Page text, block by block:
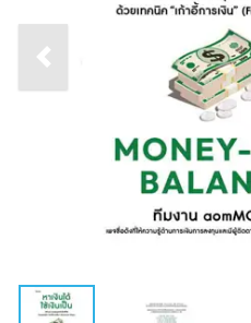
Previous slide